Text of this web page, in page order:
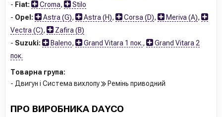
- Fiat: Croma,
Stilo
- Opel: Astra (G), Astra (H), Corsa (D), Meriva (A),
Vectra (C),
Zafira (B)
- Suzuki: Baleno, Grand Vitara 1 пок.,
Grand Vitara 2
пок.
Товарна група:
- Двигун і Система вихлопу
Ремінь приводний
ПРО ВИРОБНИКА DAYCO